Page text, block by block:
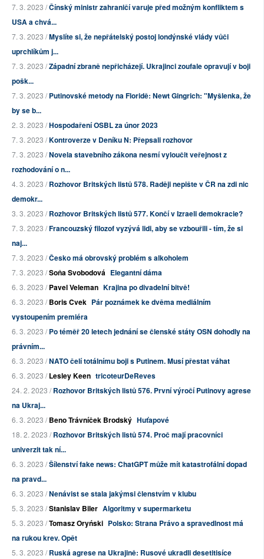
7. 3. 2023 /Čínský ministr zahraničí varuje před možným konfliktem s
USA a chvá...
7. 3. 2023 /Myslíte si, že nepřátelský postoj londýnské vlády vůči
uprchlíkům j...
7. 3. 2023 /Západní zbraně nepřicházejí. Ukrajinci zoufale opravují v boji
pošk...
7. 3. 2023 /Putinovské metody na Floridě: Newt Gingrich: "Myšlenka, že
by se b...
2. 3. 2023 /Hospodaření OSBL za únor 2023
7. 3. 2023 /Kontroverze v Deníku N: Přepsali rozhovor
7. 3. 2023 /Novela stavebního zákona nesmí vyloučit veřejnost z
rozhodování o n...
4. 3. 2023 /Rozhovor Britských listů 578. Raději nepište v ČR na zdi nic
demokr...
3. 3. 2023 /Rozhovor Britských listů 577. Končí v Izraeli demokracie?
7. 3. 2023 /Francouzský filozof vyzývá lidi, aby se vzbouřili - tím, že si
naj...
7. 3. 2023 /Česko má obrovský problém s alkoholem
7. 3. 2023 /Soňa Svobodová Elegantní dáma
6. 3. 2023 /Pavel Veleman Krajina po divadelní bitvě!
6. 3. 2023 /Boris Cvek Pár poznámek ke dvěma mediálním
vystoupením premiéra
6. 3. 2023 /Po téměř 20 letech jednání se členské státy OSN dohodly na
právním...
6. 3. 2023 /NATO čelí totálnímu boji s Putinem. Musí přestat váhat
6. 3. 2023 /Lesley Keen tricoteurDeReves
24. 2. 2023 /Rozhovor Britských listů 576. První výročí Putinovy agrese
na Ukraj...
6. 3. 2023 /Beno Trávníček Brodský Huťapové
18. 2. 2023 /Rozhovor Britských listů 574. Proč mají pracovníci
univerzit tak ní...
6. 3. 2023 /Šílenství fake news: ChatGPT může mít katastrofální dopad
na pravd...
6. 3. 2023 /Nenávist se stala jakýmsi členstvím v klubu
5. 3. 2023 /Stanislav Biler Algoritmy v supermarketu
5. 3. 2023 /Tomasz Oryński Polsko: Strana Právo a spravedlnost má
na rukou krev. Opět
5. 3. 2023 /Ruská agrese na Ukrajině: Rusové ukradli desetitisíce